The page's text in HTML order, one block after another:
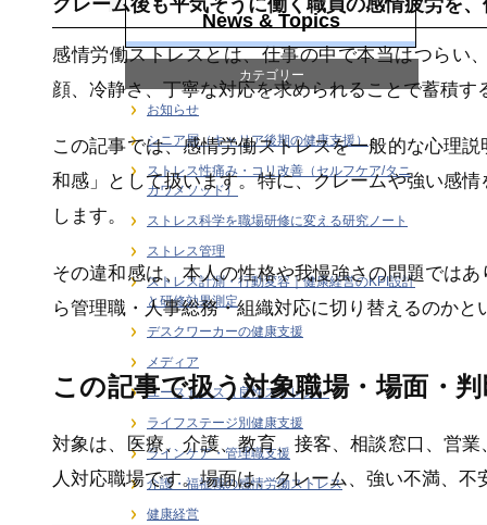
クレーム後も平気そうに働く職員の感情疲労を
感情労働ストレスとは、仕事の中で本当はつらい
顔、冷静さ、丁寧な対応を求められることで蓄積す
この記事では、感情労働ストレスを一般的な心理
和感」として扱います。特に、クレームや強い感
します。
その違和感は、本人の性格や我慢強さの問題では
ら管理職・人事総務・組織対応に切り替えるのかと
この記事で扱う対象職場・場面・
対象は、医療、介護、教育、接客、相談窓口、営
人対応職場です。場面は、クレーム、強い不満、
News & Topics
カテゴリー
お知らせ
シニア層（キャリア後期の健康支援）
ストレス性痛み・コリ改善（セルフケア/タニ
カワメソッド）
ストレス科学を職場研修に変える研究ノート
ストレス管理
ストレス計測・行動変容｜健康経営のKPI設計
と研修効果測定
デスクワーカーの健康支援
メディア
ユーストレス（良性ストレス）
ライフステージ別健康支援
ラインケア・管理職支援
介護・福祉職の感情労働ストレス
健康経営